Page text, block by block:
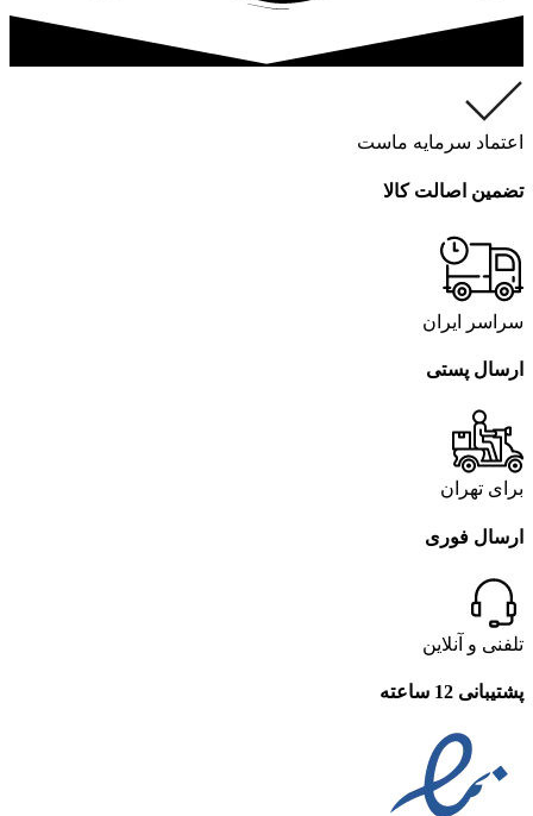
اعتماد سرمایه ماست
تضمین اصالت کالا
سراسر ایران
ارسال پستی
برای تهران
ارسال فوری
تلفنی و آنلاین
پشتیبانی 12 ساعته